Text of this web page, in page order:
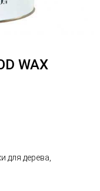
WAX
для дерева,